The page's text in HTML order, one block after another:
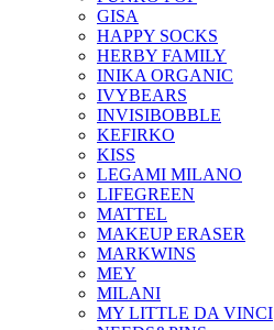
GISA
HAPPY SOCKS
HERBY FAMILY
INIKA ORGANIC
IVYBEARS
INVISIBOBBLE
KEFIRKO
KISS
LEGAMI MILANO
LIFEGREEN
MATTEL
MAKEUP ERASER
MARKWINS
MEY
MILANI
MY LITTLE DA VINCI